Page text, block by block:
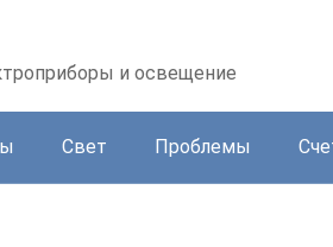
и освещение
Свет Проблемы